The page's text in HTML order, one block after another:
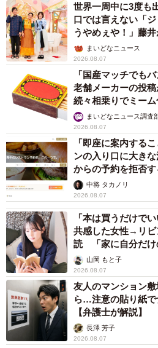
世界一周中に3度も
口では言えない「
うやめぇや！」藤
ん】まいどなニュース
2026.08.07
「国産マッチでも
老舗メーカーの投
続々相乗りでミー
まいどなニュース調査
2026.08.07
「即座に案内する
ンの入り口に大き
からの予約を拒否
中将 タカノリ
2026.08.07
「本は買うだけで
共感した女性→リビ
読 「家に自分だけ
山岡 もと子
2026.08.07
友人のマンション
ら…注意の貼り紙で
【弁護士が解説】
長澤 芳子
2026.08.07